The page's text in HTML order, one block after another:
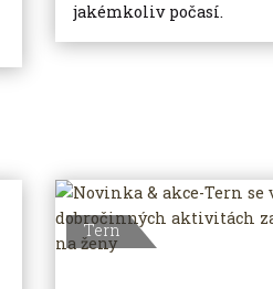
jakémkoliv počasí.
Tern